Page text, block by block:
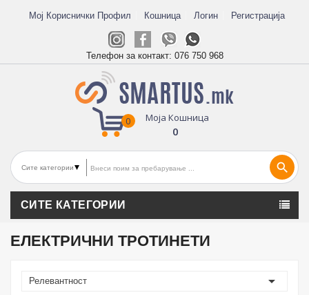
Мој Кориснички Профил Кошница Логин Регистрација
Телефон за контакт: 076 750 968
Моја Кошница
0
0
search
СИТЕ КАТЕГОРИИ
ЕЛЕКТРИЧНИ ТРОТИНЕТИ
Релевантност 